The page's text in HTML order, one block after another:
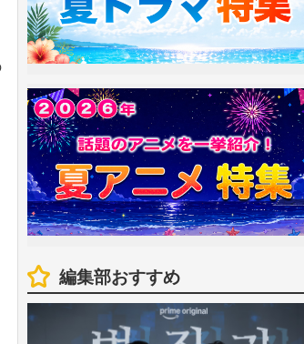
編集部おすすめ